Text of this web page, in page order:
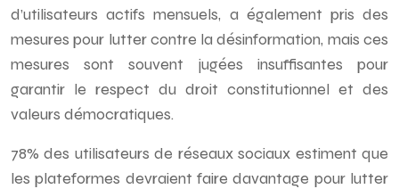
d’utilisateurs actifs mensuels, a également pris des
mesures pour lutter contre la désinformation, mais ces
mesures sont souvent jugées insuffisantes pour
garantir le respect du droit constitutionnel et des
valeurs démocratiques.
78% des utilisateurs de réseaux sociaux estiment que
les plateformes devraient faire davantage pour lutter